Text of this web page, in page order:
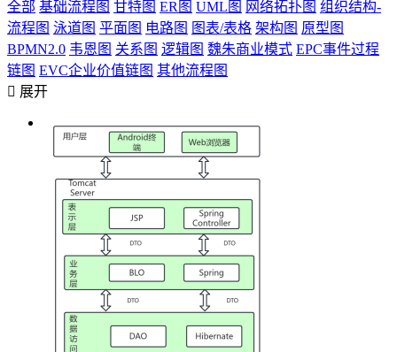
全部 基础流程图 甘特图 ER图 UML图 网络拓扑图 组织结构-
流程图 泳道图 平面图 电路图 图表/表格 架构图 原型图
BPMN2.0 韦恩图 关系图 逻辑图 魏朱商业模式 EPC事件过程
链图 EVC企业价值链图 其他流程图
 展开